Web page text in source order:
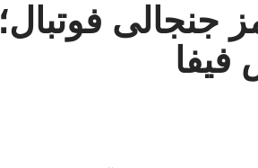
جنجالی فوتبال؛
فیفا